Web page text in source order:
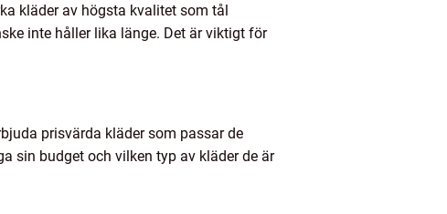
kläder av högsta kvalitet som tål
inte håller lika länge. Det är viktigt för
prisvärda kläder som passar de
sin budget och vilken typ av kläder de är